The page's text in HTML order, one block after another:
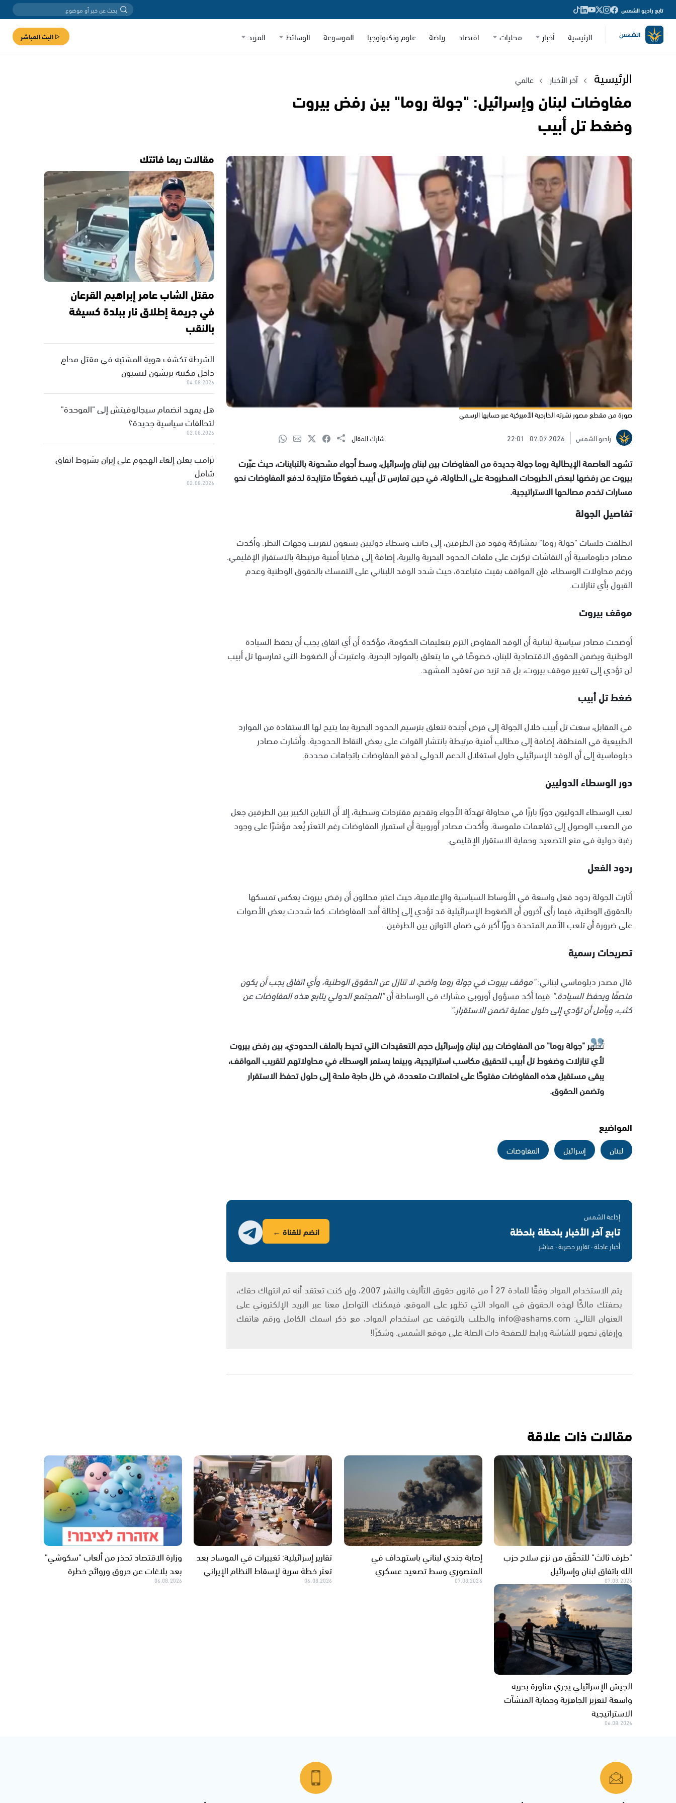
تابع راديو الشمس
الرئيسية أخبار محليات اقتصاد رياضة علوم وتكنولوجيا الموسوعة الوسائط المزيد البث المباشر
الرئيسية آخر الأخبار عالمي
مفاوضات لبنان وإسرائيل: "جولة روما" بين رفض بيروت
وضغط تل أبيب
صورة من مقطع مصور نشرته الخارجية الأميركية عبر حسابها الرسمي
راديو الشمس
07.07.2026
22:01 شارك المقال
تشهد العاصمة الإيطالية روما جولة جديدة من المفاوضات بين لبنان وإسرائيل، وسط أجواء مشحونة بالتباينات، حيث عبّرت
بيروت عن رفضها لبعض الطروحات المطروحة على الطاولة، في حين تمارس تل أبيب ضغوطًا متزايدة لدفع المفاوضات نحو
مسارات تخدم مصالحها الاستراتيجية.
تفاصيل الجولة
انطلقت جلسات "جولة روما" بمشاركة وفود من الطرفين، إلى جانب وسطاء دوليين يسعون لتقريب وجهات النظر. وأكدت
مصادر دبلوماسية أن النقاشات تركزت على ملفات الحدود البحرية والبرية، إضافة إلى قضايا أمنية مرتبطة بالاستقرار الإقليمي.
ورغم محاولات الوسطاء، فإن المواقف بقيت متباعدة، حيث شدد الوفد اللبناني على التمسك بالحقوق الوطنية وعدم
القبول بأي تنازلات.
موقف بيروت
أوضحت مصادر سياسية لبنانية أن الوفد المفاوض التزم بتعليمات الحكومة، مؤكدة أن أي اتفاق يجب أن يحفظ السيادة
الوطنية ويضمن الحقوق الاقتصادية للبنان، خصوصًا في ما يتعلق بالموارد البحرية. واعتبرت أن الضغوط التي تمارسها تل أبيب
لن تؤدي إلى تغيير موقف بيروت، بل قد تزيد من تعقيد المشهد.
ضغط تل أبيب
في المقابل، سعت تل أبيب خلال الجولة إلى فرض أجندة تتعلق بترسيم الحدود البحرية بما يتيح لها الاستفادة من الموارد
الطبيعية في المنطقة، إضافة إلى مطالب أمنية مرتبطة بانتشار القوات على بعض النقاط الحدودية. وأشارت مصادر
دبلوماسية إلى أن الوفد الإسرائيلي حاول استغلال الدعم الدولي لدفع المفاوضات باتجاهات محددة.
دور الوسطاء الدوليين
لعب الوسطاء الدوليون دورًا بارزًا في محاولة تهدئة الأجواء وتقديم مقترحات وسطية، إلا أن التباين الكبير بين الطرفين جعل
من الصعب الوصول إلى تفاهمات ملموسة. وأكدت مصادر أوروبية أن استمرار المفاوضات رغم التعثر يُعد مؤشرًا على وجود
رغبة دولية في منع التصعيد وحماية الاستقرار الإقليمي.
ردود الفعل
أثارت الجولة ردود فعل واسعة في الأوساط السياسية والإعلامية، حيث اعتبر محللون أن رفض بيروت يعكس تمسكها
بالحقوق الوطنية، فيما رأى آخرون أن الضغوط الإسرائيلية قد تؤدي إلى إطالة أمد المفاوضات. كما شددت بعض الأصوات
على ضرورة أن تلعب الأمم المتحدة دورًا أكبر في ضمان التوازن بين الطرفين.
تصريحات رسمية
قال مصدر دبلوماسي لبناني:"موقف بيروت في جولة روما واضح، لا تنازل عن الحقوق الوطنية، وأي اتفاق يجب أن يكون
منصفًا ويحفظ السيادة." فيما أكد مسؤول أوروبي مشارك في الوساطة أن"المجتمع الدولي يتابع هذه المفاوضات عن
كثب، ويأمل أن تؤدي إلى حلول عملية تضمن الاستقرار."
تُظهر "جولة روما" من المفاوضات بين لبنان وإسرائيل حجم التعقيدات التي تحيط بالملف الحدودي، بين رفض بيروت
لأي تنازلات وضغوط تل أبيب لتحقيق مكاسب استراتيجية، وبينما يستمر الوسطاء في محاولاتهم لتقريب المواقف،
يبقى مستقبل هذه المفاوضات مفتوحًا على احتمالات متعددة، في ظل حاجة ملحة إلى حلول تحفظ الاستقرار
وتضمن الحقوق.
المواضيع
لبنان إسرائيل المفاوضات
إذاعة الشمس
تابع آخر الأخبار بلحظة بلحظة
أخبار عاجلة · تقارير حصرية · مباشر
انضم للقناة ←
يتم الاستخدام المواد وفقًا للمادة 27 أ من قانون حقوق التأليف والنشر 2007، وإن كنت تعتقد أنه تم انتهاك حقك،
بصفتك مالكًا لهذه الحقوق في المواد التي تظهر على الموقع، فيمكنك التواصل معنا عبر البريد الإلكتروني على
العنوان التالي: info@ashams.com والطلب بالتوقف عن استخدام المواد، مع ذكر اسمك الكامل ورقم هاتفك
وإرفاق تصوير للشاشة ورابط للصفحة ذات الصلة على موقع الشمس. وشكرًا!
مقالات ربما فاتتك
مقتل الشاب عامر إبراهيم القرعان
في جريمة إطلاق نار ببلدة كسيفة
بالنقب
الشرطة تكشف هوية المشتبه في مقتل محامٍ
داخل مكتبه بريشون لتسيون
04.08.2026
هل يمهد انضمام سيجالوفيتش إلى "الموحدة"
لتحالفات سياسية جديدة؟
02.08.2026
ترامب يعلن إلغاء الهجوم على إيران بشروط اتفاق
شامل
02.08.2026
مقالات ذات علاقة
"طرف ثالث" للتحقّق من نزع سلاح حزب
الله باتفاق لبنان وإسرائيل
07.08.2026
إصابة جندي لبناني باستهداف في
المنصوري وسط تصعيد عسكري
07.08.2026
تقارير إسرائيلية: تغييرات في الموساد بعد
تعثر خطة سرية لإسقاط النظام الإيراني
06.08.2026
وزارة الاقتصاد تحذر من ألعاب "سكوشي"
بعد بلاغات عن حروق وروائح خطرة
06.08.2026
الجيش الإسرائيلي يجري مناورة بحرية
واسعة لتعزيز الجاهزية وحماية المنشآت
الاستراتيجية
06.08.2026